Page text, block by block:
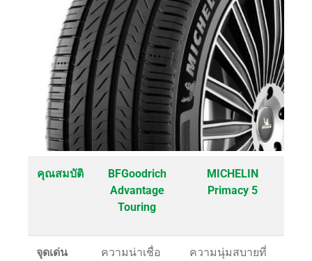
คุณสมบัติ
BFGoodrich
Advantage
Touring
MICHELIN
Primacy 5
จุดเด่น
ความน่าเชื่อ
ความนุ่มสบายที่